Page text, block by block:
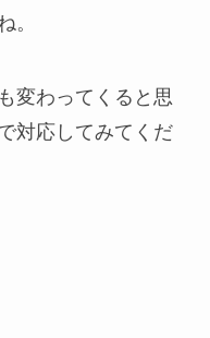
。
変わってくると思
対応してみてくだ